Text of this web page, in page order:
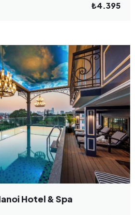
₺4.395
Hotel & Spa